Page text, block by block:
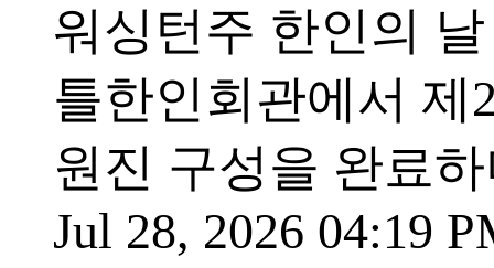
워싱턴주 한인의
틀한인회관에서 제
원진 구성을 완료
Jul 28, 2026 04:19